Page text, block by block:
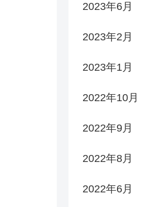
2023年6月
2023年2月
2023年1月
2022年10月
2022年9月
2022年8月
2022年6月